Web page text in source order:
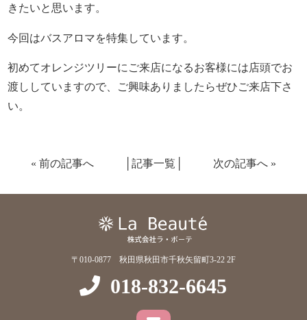
きたいと思います。
今回はバスアロマを特集しています。
初めてオレンジツリーにご来店になるお客様には店頭でお
渡ししていますので、ご興味ありましたらぜひご来店下さ
い。
« 前の記事へ 記事一覧 次の記事へ »
〒010-0877 秋田県秋田市千秋矢留町3-22 2F
018-832-6645